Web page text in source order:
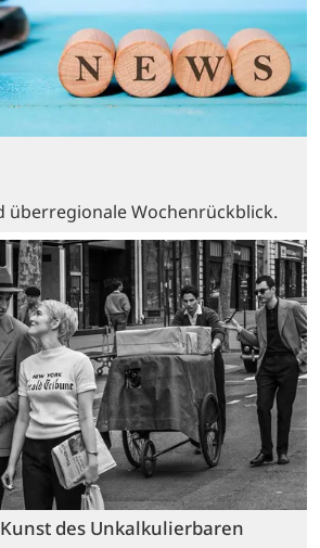
überregionale Wochenrückblick.
des Unkalkulierbaren